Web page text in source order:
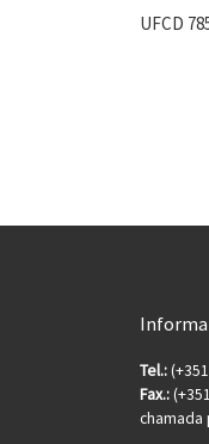
UFCD
Tel.:
Fax.:
chamada